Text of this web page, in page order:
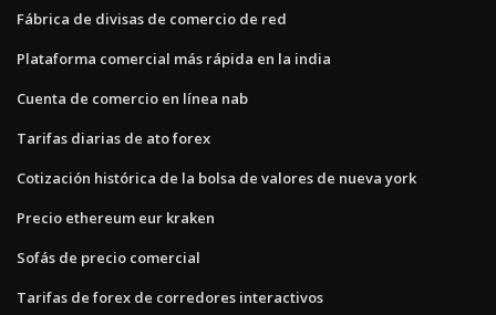
Fábrica de divisas de comercio de red
Plataforma comercial más rápida en la india
Cuenta de comercio en línea nab
Tarifas diarias de ato forex
Cotización histórica de la bolsa de valores de nueva york
Precio ethereum eur kraken
Sofás de precio comercial
Tarifas de forex de corredores interactivos